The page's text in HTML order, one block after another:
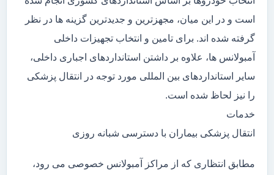
است و در این میان، مجهزترین و جدیدترین گزینه ها در نظر
گرفته شده اند. برای تامین و انتخاب تجهیزات داخلی
آمبولانس ها، علاوه بر داشتن استانداردهای اجباری داخلی،
سایر استانداردهای بین المللی مورد توجه در انتقال پزشکی
را نیز لحاظ شده است.
خدمات
انتقال پزشکی بیماران با دسترسی شبانه روزی
مطابق انتظاری که از مراکز آمبولانس خصوصی می رود،